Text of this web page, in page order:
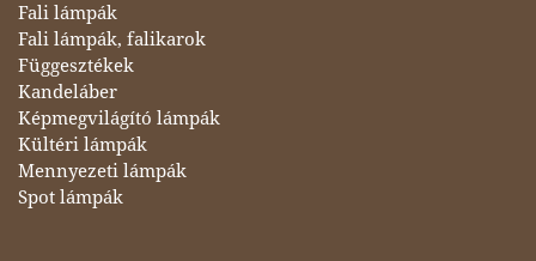
Fali lámpák
Fali lámpák, falikarok
Függesztékek
Kandeláber
Képmegvilágító lámpák
Kültéri lámpák
Mennyezeti lámpák
Spot lámpák